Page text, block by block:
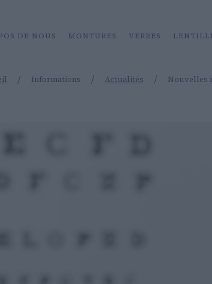
DE NOUS MONTURES VERRES
/ Informations / Actualités / Nouvelles